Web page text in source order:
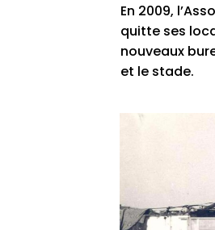
En 2009,
quitte ses
nouveaux
et le stade.